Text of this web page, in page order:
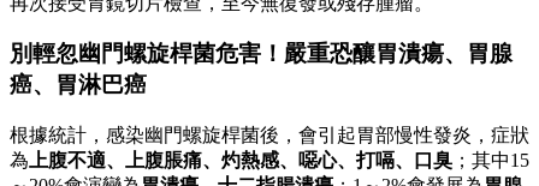
別輕忽幽門螺旋桿菌危害！嚴重恐釀胃潰瘍、 胃腺
癌、胃淋巴癌
根據統計，感染幽門螺旋桿菌後，會引起胃部慢性發炎，症狀
為 上腹不適、上腹脹痛、灼熱感、噁心、打嗝、口臭 ；其中15